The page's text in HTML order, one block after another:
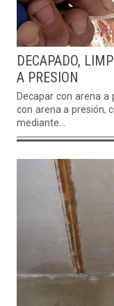
DECAPADO,
A PRESION
Decapar con arena a
con arena a presión,
mediante...